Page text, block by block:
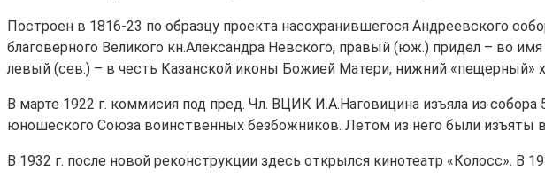
Построен в 1816-23 по образцу проекта насохранившегося Андреевского
благоверного Великого кн.Александра Невского, правый (юж.) придел – во
левый (сев.) – в честь Казанской иконы Божией Матери, нижний «пещерный»
В марте 1922 г. коммисия под пред. Чл. ВЦИК И.А.Наговицина изъяла из
юношеского Союза воинственных безбожников. Летом из него были изъяты
В 1932 г. после новой реконструкции здесь открылся кинотеатр «Колосс». В